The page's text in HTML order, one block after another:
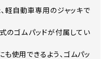
軽自動車専用のジャッキで
のゴムパッドが付属してい
も使用できるよう、ゴムパッ